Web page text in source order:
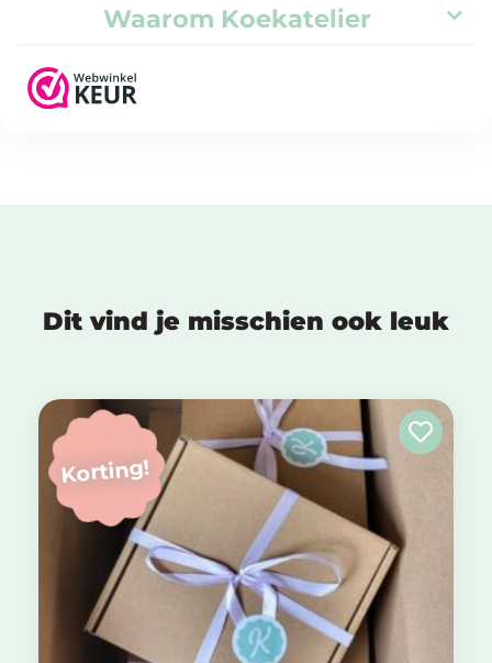
Waarom Koekatelier
Dit vind je misschien ook leuk
Korting!